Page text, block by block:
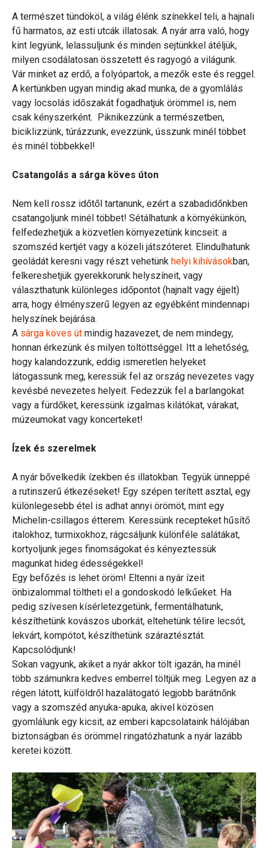
A természet tündököl, a világ élénk színekkel teli, a hajnali
fű harmatos, az esti utcák illatosak. A nyár arra való, hogy
kint legyünk, lelassuljunk és minden sejtünkkel átéljük,
milyen csodálatosan összetett és ragyogó a világunk.
Vár minket az erdő, a folyópartok, a mezők este és reggel.
A kertünkben ugyan mindig akad munka, de a gyomlálás
vagy locsolás időszakát fogadhatjuk örömmel is, nem
csak kényszerként. Piknikezzünk a természetben,
biciklizzünk, túrázzunk, evezzünk, ússzunk minél többet
és minél többekkel!
Csatangolás a sárga köves úton
Nem kell rossz időtől tartanunk, ezért a szabadidőnkben
csatangoljunk minél többet! Sétálhatunk a környékünkön,
felfedezhetjük a közvetlen környezetünk kincseit: a
szomszéd kertjét vagy a közeli játszóteret. Elindulhatunk
geoládát keresni vagy részt vehetünk helyi kihívásokban,
felkereshetjük gyerekkorunk helyszíneit, vagy
választhatunk különleges időpontot (hajnalt vagy éjjelt)
arra, hogy élményszerű legyen az egyébként mindennapi
helyszínek bejárása.
A sárga köves út mindig hazavezet, de nem mindegy,
honnan érkezünk és milyen töltöttséggel. Itt a lehetőség,
hogy kalandozzunk, eddig ismeretlen helyeket
látogassunk meg, keressük fel az ország nevezetes vagy
kevésbé nevezetes helyeit. Fedezzük fel a barlangokat
vagy a fürdőket, keressünk izgalmas kilátókat, várakat,
múzeumokat vagy koncerteket!
Ízek és szerelmek
A nyár bővelkedik ízekben és illatokban. Tegyük ünneppé
a rutinszerű étkezéseket! Egy szépen terített asztal, egy
különlegesebb étel is adhat annyi örömöt, mint egy
Michelin-csillagos étterem. Keressünk recepteket hűsítő
italokhoz, turmixokhoz, rágcsáljunk különféle salátákat,
kortyoljunk jeges finomságokat és kényeztessük
magunkat hideg édességekkel!
Egy befőzés is lehet öröm! Eltenni a nyár ízeit
önbizalommal töltheti el a gondoskodó lelkűeket. Ha
pedig szívesen kísérletezgetünk, fermentálhatunk,
készíthetünk kovászos uborkát, eltehetünk télire lecsót,
lekvárt, kompótot, készíthetünk száraztésztát.
Kapcsolódjunk!
Sokan vagyunk, akiket a nyár akkor tölt igazán, ha minél
több számunkra kedves emberrel töltjük meg. Legyen az a
régen látott, külföldről hazalátogató legjobb barátnőnk
vagy a szomszéd anyuka-apuka, akivel közösen
gyomlálunk egy kicsit, az emberi kapcsolataink hálójában
biztonságban és örömmel ringatózhatunk a nyár lazább
keretei között.